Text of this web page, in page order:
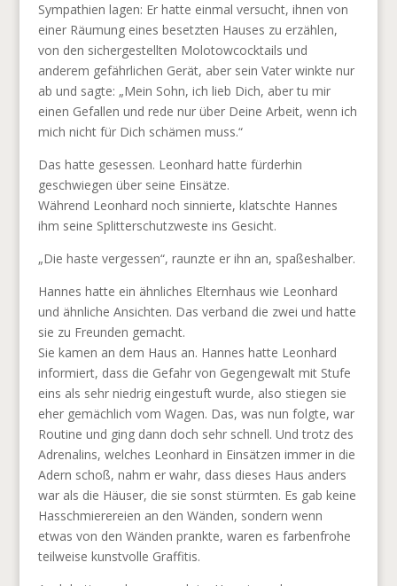
Sympathien lagen: Er hatte einmal versucht, ihnen von
einer Räumung eines besetzten Hauses zu erzählen,
von den sichergestellten Molotowcocktails und
anderem gefährlichen Gerät, aber sein Vater winkte nur
ab und sagte: „Mein Sohn, ich lieb Dich, aber tu mir
einen Gefallen und rede nur über Deine Arbeit, wenn ich
mich nicht für Dich schämen muss.“
Das hatte gesessen. Leonhard hatte fürderhin
geschwiegen über seine Einsätze.
Während Leonhard noch sinnierte, klatschte Hannes
ihm seine Splitterschutzweste ins Gesicht.
„Die haste vergessen“, raunzte er ihn an, spaßeshalber.
Hannes hatte ein ähnliches Elternhaus wie Leonhard
und ähnliche Ansichten. Das verband die zwei und hatte
sie zu Freunden gemacht.
Sie kamen an dem Haus an. Hannes hatte Leonhard
informiert, dass die Gefahr von Gegengewalt mit Stufe
eins als sehr niedrig eingestuft wurde, also stiegen sie
eher gemächlich vom Wagen. Das, was nun folgte, war
Routine und ging dann doch sehr schnell. Und trotz des
Adrenalins, welches Leonhard in Einsätzen immer in die
Adern schoß, nahm er wahr, dass dieses Haus anders
war als die Häuser, die sie sonst stürmten. Es gab keine
Hasschmierereien an den Wänden, sondern wenn
etwas von den Wänden prankte, waren es farbenfrohe
teilweise kunstvolle Graffitis.